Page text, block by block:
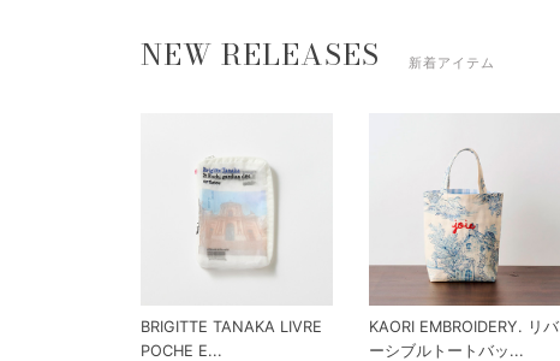
NEW RELEASES 新着アイテム
BRIGITTE TANAKA LIVRE
POCHE E...
KAORI EMBROIDERY. リバ
ーシブルトートバッ...